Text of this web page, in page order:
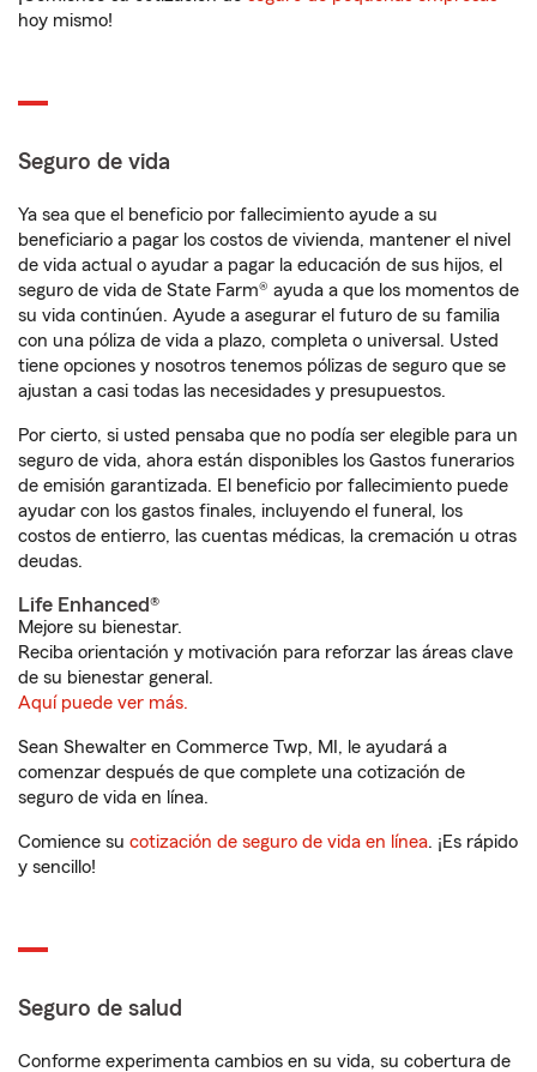
hoy mismo!
Seguro de vida
Ya sea que el beneficio por fallecimiento ayude a su
beneficiario a pagar los costos de vivienda, mantener el nivel
de vida actual o ayudar a pagar la educación de sus hijos, el
seguro de vida de State Farm® ayuda a que los momentos de
su vida continúen. Ayude a asegurar el futuro de su familia
con una póliza de vida a plazo, completa o universal. Usted
tiene opciones y nosotros tenemos pólizas de seguro que se
ajustan a casi todas las necesidades y presupuestos.
Por cierto, si usted pensaba que no podía ser elegible para un
seguro de vida, ahora están disponibles los Gastos funerarios
de emisión garantizada. El beneficio por fallecimiento puede
ayudar con los gastos finales, incluyendo el funeral, los
costos de entierro, las cuentas médicas, la cremación u otras
deudas.
Life Enhanced®
Mejore su bienestar.
Reciba orientación y motivación para reforzar las áreas clave
de su bienestar general.
Aquí puede ver más.
Sean Shewalter en Commerce Twp, MI, le ayudará a
comenzar después de que complete una cotización de
seguro de vida en línea.
Comience su cotización de seguro de vida en línea. ¡Es rápido
y sencillo!
Seguro de salud
Conforme experimenta cambios en su vida, su cobertura de